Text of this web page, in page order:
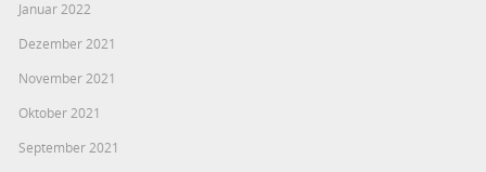
Januar 2022
Dezember 2021
November 2021
Oktober 2021
September 2021